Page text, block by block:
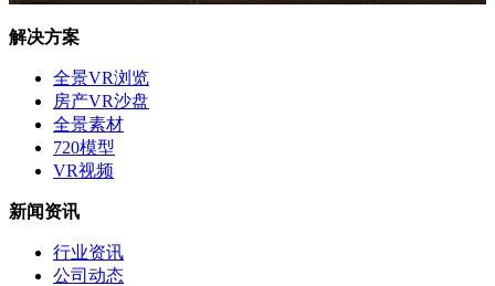
解决方案
全景VR浏览
房产VR沙盘
全景素材
720模型
VR视频
新闻资讯
行业资讯
公司动态